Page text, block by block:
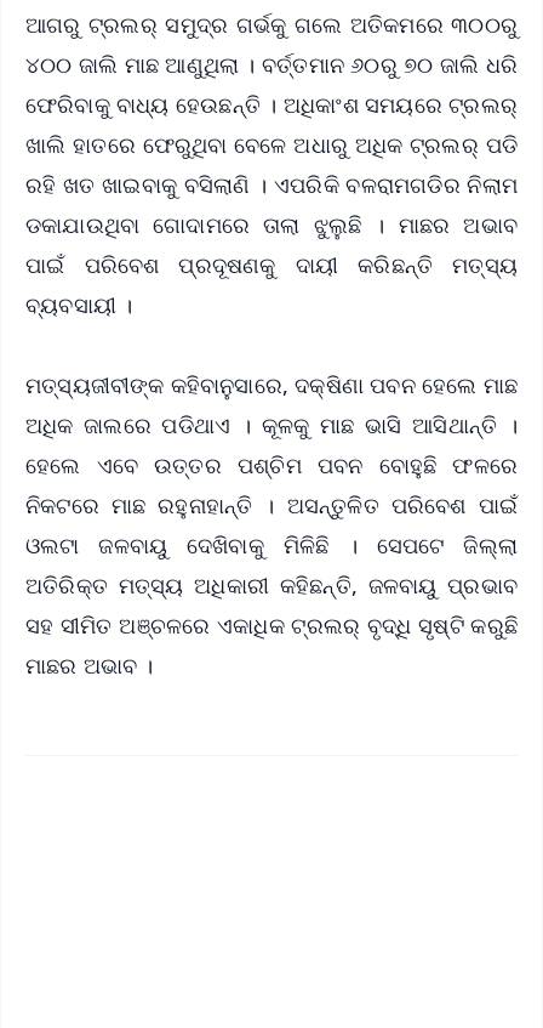
ଆଗରୁ ଟ୍ରଲର୍ ସମୁଦ୍ର ଗର୍ଭକୁ ଗଲେ ଅତିକମରେ ୩୦୦ରୁ
୪୦୦ ଜାଲି ମାଛ ଆଣୁଥିଲା । ବର୍ତ୍ତମାନ ୬୦ରୁ ୭୦ ଜାଲି ଧରି
ଫେରିବାକୁ ବାଧ୍ୟ ହେଉଛନ୍ତି । ଅଧିକାଂଶ ସମୟରେ ଟ୍ରଲର୍
ଖାଲି ହାତରେ ଫେରୁଥିବା ବେଳେ ଅଧାରୁ ଅଧିକ ଟ୍ରଲର୍ ପଡି
ରହି ଖତ ଖାଇବାକୁ ବସିଲାଣି । ଏପରିକି ବଳରାମଗଡିର ନିଲାମ
ଡକାଯାଉଥିବା ଗୋଦାମରେ ତାଲା ଝୁଲୁଛି । ମାଛର ଅଭାବ
ପାଇଁ ପରିବେଶ ପ୍ରଦୂଷଣକୁ ଦାୟୀ କରିଛନ୍ତି ମତ୍ସ୍ୟ
ବ୍ୟବସାୟୀ ।
ମତ୍ସ୍ୟଜୀବୀଙ୍କ କହିବାନୁସାରେ, ଦକ୍ଷିଣା ପବନ ହେଲେ ମାଛ
ଅଧିକ ଜାଲରେ ପଡିଥାଏ । କୂଳକୁ ମାଛ ଭାସି ଆସିଥାନ୍ତି ।
ହେଲେ ଏବେ ଉତ୍ତର ପଶ୍ଚିମ ପବନ ବୋହୁଛି ଫଳରେ
ନିକଟରେ ମାଛ ରହୁନାହାନ୍ତି । ଅସନ୍ତୁଳିତ ପରିବେଶ ପାଇଁ
ଓଲଟା ଜଳବାୟୁ ଦେଖିବାକୁ ମିଳିଛି । ସେପଟେ ଜିଲ୍ଲା
ଅତିରିକ୍ତ ମତ୍ସ୍ୟ ଅଧିକାରୀ କହିଛନ୍ତି, ଜଳବାୟୁ ପ୍ରଭାବ
ସହ ସୀମିତ ଅଞ୍ଚଳରେ ଏକାଧିକ ଟ୍ରଲର୍ ବୃଦ୍ଧି ସୃଷ୍ଟି କରୁଛି
ମାଛର ଅଭାବ ।